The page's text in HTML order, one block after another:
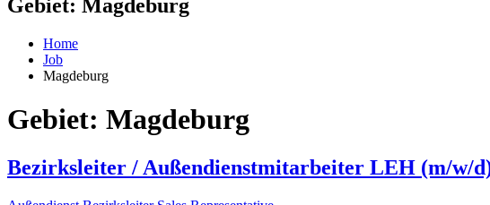
Gebiet: Magdeburg
Home
Job
Magdeburg
Gebiet: Magdeburg
Bezirksleiter / Außendienstmitarbeiter LEH (m/w/